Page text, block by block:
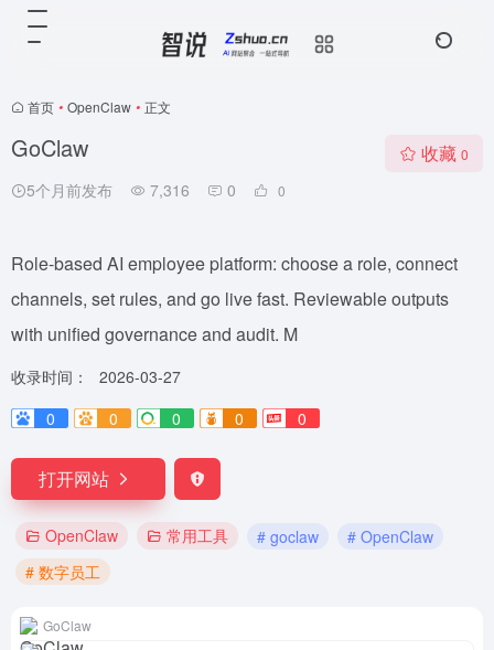
首页 • OpenClaw • 正文
GoClaw
5个月前发布 7,316 0 0
收藏 0
Role-based AI employee platform: choose a role, connect
channels, set rules, and go live fast. Reviewable outputs
with unified governance and audit. M
收录时间：
2026-03-27
0
0 0 0 0
打开网站
OpenClaw 常用工具 # goclaw
# OpenClaw
# 数字员工
GoClaw